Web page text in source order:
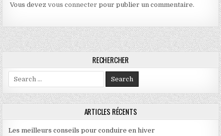
Vous devezvous connecter pour publier un commentaire.
RECHERCHER
Search for:
ARTICLES RÉCENTS
Les meilleurs conseils pour conduire en hiver